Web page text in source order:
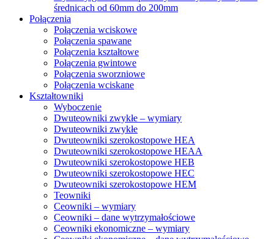
średnicach od 60mm do 200mm
Połączenia
Połączenia wciskowe
Połączenia spawane
Połączenia kształtowe
Połączenia gwintowe
Połączenia sworzniowe
Połączenia wciskane
Kształtowniki
Wyboczenie
Dwuteowniki zwykłe – wymiary
Dwuteowniki zwykłe
Dwuteowniki szerokostopowe HEA
Dwuteowniki szerokostopowe HEAA
Dwuteowniki szerokostopowe HEB
Dwuteowniki szerokostopowe HEC
Dwuteowniki szerokostopowe HEM
Teowniki
Ceowniki – wymiary
Ceowniki – dane wytrzymałościowe
Ceowniki ekonomiczne – wymiary